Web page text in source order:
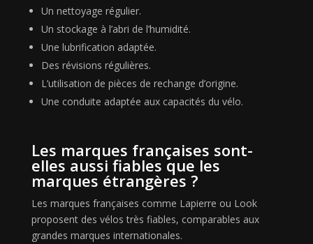
Un nettoyage régulier.
Un stockage à l’abri de l’humidité.
Une lubrification adaptée.
Des révisions régulières.
L’utilisation de pièces de rechange d’origine.
Une conduite adaptée aux capacités du vélo.
Les marques françaises sont-
elles aussi fiables que les
marques étrangères ?
Les marques françaises comme Lapierre ou Look
proposent des vélos très fiables, comparables aux
grandes marques internationales.